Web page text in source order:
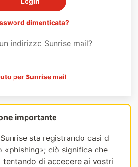
dimenticata?
indirizzo Sunrise mail?
per Sunrise mail
importante
sta registrando casi di
«phishing»; ciò significa che
tentando di accedere ai vostri